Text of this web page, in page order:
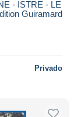
- ISTRE - LE
Guiramard
Privado